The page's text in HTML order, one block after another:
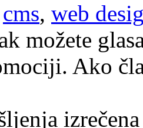
cms, web
možete
Ako